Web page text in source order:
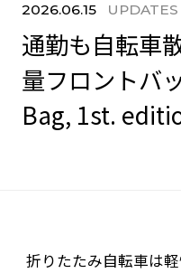
2026.06.15 UPDATES
通勤も自転車
量フロントバ
Bag, 1st.
折りたたみ自転車は